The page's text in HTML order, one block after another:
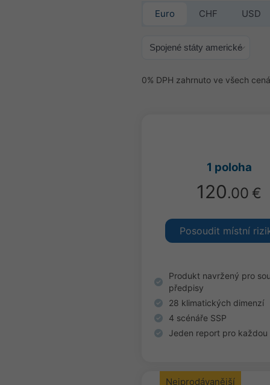
Euro CHF USD
0% DPH zahrnuto ve všech
1 poloha
120.00 €
Posoudit místní
Produkt navržený pro
předpisy
28 klimatických dimenzí
4 scénáře SSP
Jeden report pro každou
Nejprodávanější